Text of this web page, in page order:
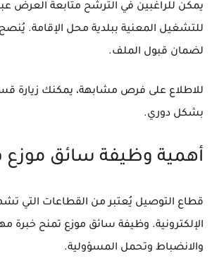
يمكن للراغبين في الترشح متابعة العرض
للتشغيل المعنية ببلدية محل الإقامة.
لضمان قبول الملف.
للاطلاع على فرص مشابهة، يمكنك زيارة
بشكل دوري.
أهمية وظيفة سائق
قطاع التوصيل يُعتبر من القطاعات التي
الإلكترونية. وظيفة سائق موزع تمنح خبرة
والانضباط وتحمل المسؤولية.